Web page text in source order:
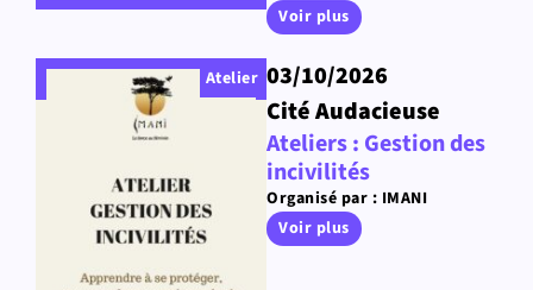
Voir plus
Atelier 03/10/2026
Cité Audacieuse
Ateliers : Gestion des
incivilités
Organisé par : IMANI
Voir plus